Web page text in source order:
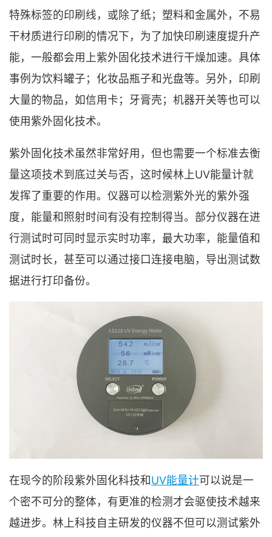
特殊标签的印刷线，或除了纸；塑料和金属外，不易
干材质进行印刷的情况下，为了加快印刷速度提升产
能，一般都会用上紫外固化技术进行干燥加速。具体
事例为饮料罐子；化妆品瓶子和光盘等。另外，印刷
大量的物品，如信用卡；牙膏壳；机器开关等也可以
使用紫外固化技术。
紫外固化技术虽然非常好用，但也需要一个标准去衡
量这项技术到底过关与否，这时候林上UV能量计就
发挥了重要的作用。仪器可以检测紫外光的紫外强
度，能量和照射时间有没有控制得当。部分仪器在进
行测试时可同时显示实时功率，最大功率，能量值和
测试时长，甚至可以通过接口连接电脑，导出测试数
据进行打印备份。
在现今的阶段紫外固化科技和UV能量计可以说是一
个密不可分的整体，有更准的检测才会驱使技术越来
越进步。林上科技自主研发的仪器不但可以测试紫外